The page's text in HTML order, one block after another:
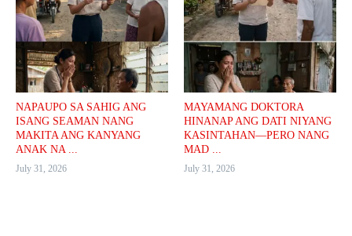
NAPAUPO SA SAHIG ANG
ISANG SEAMAN NANG
MAKITA ANG KANYANG
ANAK NA ...
July 31, 2026
MAYAMANG DOKTORA
HINANAP ANG DATI NIYANG
KASINTAHAN—PERO NANG
MAD ...
July 31, 2026